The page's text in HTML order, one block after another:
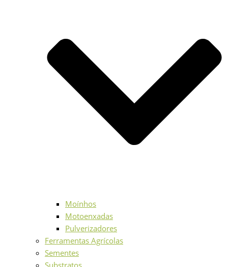
Moínhos
Motoenxadas
Pulverizadores
Ferramentas Agrícolas
Sementes